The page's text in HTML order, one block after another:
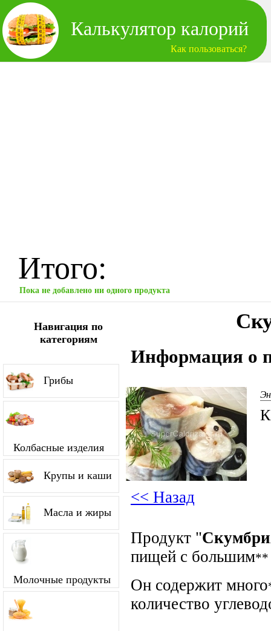
Калькулятор калорий
Как пользоваться?
Итого:
Пока не добавлено ни одного продукта
Навигация по
категориям
Грибы
Колбасные изделия
Крупы и каши
Масла и жиры
Молочные продукты
Информация о
<< Назад
Продукт "
пищей с большим**
Он содержит много
количество